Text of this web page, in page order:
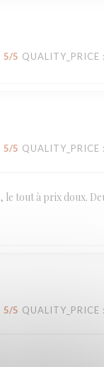
5/5 QUALITY_PRICE
5/5 QUALITY_PRICE
tout à prix doux.
5/5 QUALITY_PRICE